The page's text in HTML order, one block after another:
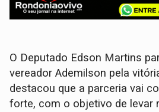
O Deputado Edson Martins
vereador Ademilson pela
destacou que a parceria vai
forte, com o objetivo de levar